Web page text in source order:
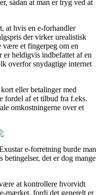
sådan at man er tryg ved at
at hvis en e-forhandler
der virker urealistisk
være et fingerpeg om en
heldigvis indbefattet af en
overfor snydagtige internet
eller betalinger med
fordel af et tilbud fra f.eks.
omkostningerne over et
e-forretning burde man
det er dog mange
at kontrollere hvorvidt
mærket, fordi det generelt er